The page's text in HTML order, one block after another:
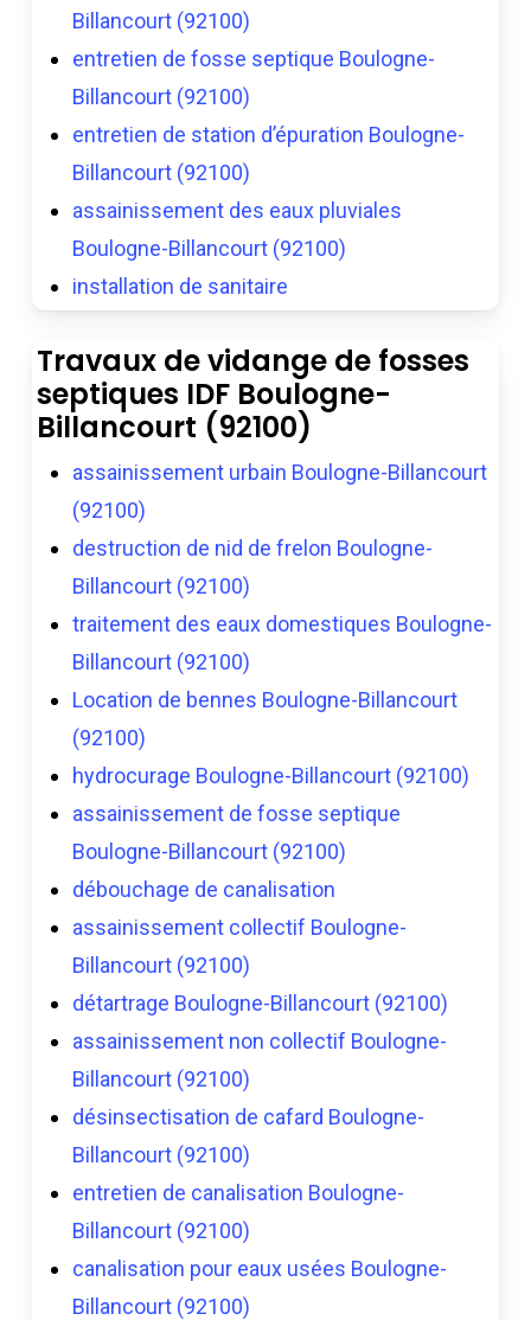
Billancourt (92100)
entretien de fosse septique Boulogne-
Billancourt (92100)
entretien de station d’épuration Boulogne-
Billancourt (92100)
assainissement des eaux pluviales
Boulogne-Billancourt (92100)
installation de sanitaire
Travaux de vidange de fosses
septiques IDF Boulogne-
Billancourt (92100)
assainissement urbain Boulogne-Billancourt
(92100)
destruction de nid de frelon Boulogne-
Billancourt (92100)
traitement des eaux domestiques Boulogne-
Billancourt (92100)
Location de bennes Boulogne-Billancourt
(92100)
hydrocurage Boulogne-Billancourt (92100)
assainissement de fosse septique
Boulogne-Billancourt (92100)
débouchage de canalisation
assainissement collectif Boulogne-
Billancourt (92100)
détartrage Boulogne-Billancourt (92100)
assainissement non collectif Boulogne-
Billancourt (92100)
désinsectisation de cafard Boulogne-
Billancourt (92100)
entretien de canalisation Boulogne-
Billancourt (92100)
canalisation pour eaux usées Boulogne-
Billancourt (92100)